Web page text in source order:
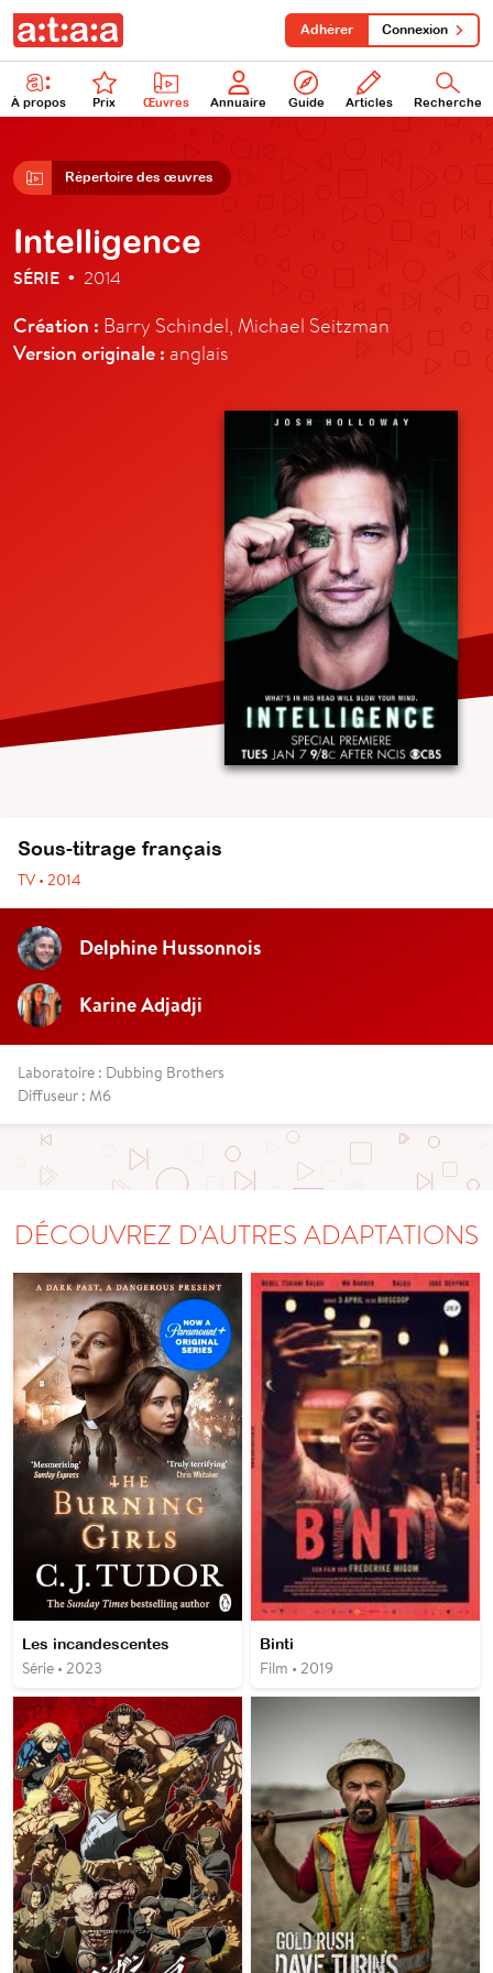
À propos Prix Œuvres Annuaire Guide Articles Recherche
Adhérer Connexion
Répertoire des œuvres
Intelligence
SÉRIE • 2014
Création : Barry Schindel, Michael Seitzman
Version originale : anglais
Sous-titrage français
TV • 2014
Delphine Hussonnois
Karine Adjadji
Laboratoire : Dubbing Brothers
Diffuseur : M6
DÉCOUVREZ D'AUTRES ADAPTATIONS
Les incandescentes
Série • 2023
Binti
Film • 2019